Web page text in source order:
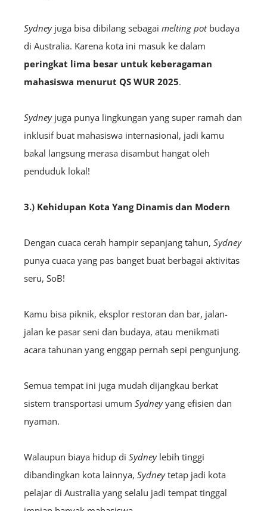
Sydneyjuga bisa dibilang sebagai melting potbudaya
di Australia. Karena kota ini masuk ke dalam
peringkat lima besar untuk keberagaman
mahasiswa menurut QS WUR 2025.
Sydneyjuga punya lingkungan yang super ramah dan
inklusif buat mahasiswa internasional, jadi kamu
bakal langsung merasa disambut hangat oleh
penduduk lokal!
3.) Kehidupan Kota Yang Dinamis dan Modern
Dengan cuaca cerah hampir sepanjang tahun, Sydney
punya cuaca yang pas banget buat berbagai aktivitas
seru, SoB!
Kamu bisa piknik, eksplor restoran dan bar, jalan-
jalan ke pasar seni dan budaya, atau menikmati
acara tahunan yang enggap pernah sepi pengunjung.
Semua tempat ini juga mudah dijangkau berkat
sistem transportasi umum Sydneyyang efisien dan
nyaman.
Walaupun biaya hidup di Sydneylebih tinggi
dibandingkan kota lainnya, Sydneytetap jadi kota
pelajar di Australia yang selalu jadi tempat tinggal